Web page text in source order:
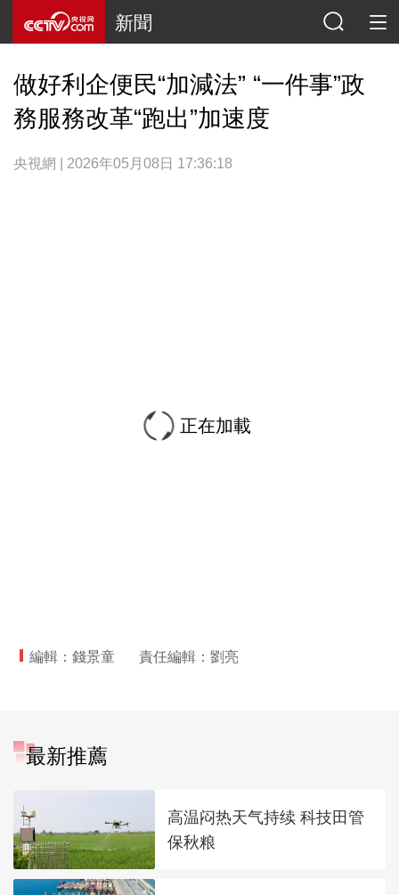
新聞
做好利企便民“加減法” “一件事”政
務服務改革“跑出”加速度
央視網 | 2026年05月08日 17:36:18
正在加載
編輯：錢景童 責任編輯：劉亮
最新推薦
高温闷热天气持续 科技田管
保秋粮